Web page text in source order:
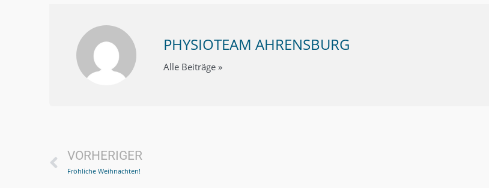
PHYSIOTEAM AHRENSBURG
Alle Beiträge »
VORHERIGER
Fröhliche Weihnachten!